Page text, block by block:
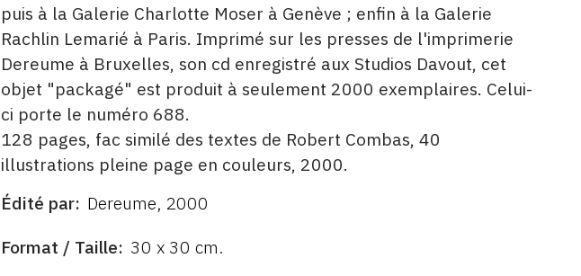
puis à la Galerie Charlotte Moser à Genève ; enfin à la Galerie
Rachlin Lemarié à Paris. Imprimé sur les presses de l'imprimerie
Dereume à Bruxelles, son cd enregistré aux Studios Davout, cet
objet "packagé" est produit à seulement 2000 exemplaires. Celui-
ci porte le numéro 688.
128 pages, fac similé des textes de Robert Combas, 40
illustrations pleine page en couleurs, 2000.
ÉDITÉ
Édité par Dereume, 2000
FORMAT
Format / Taille 30 x 30 cm.